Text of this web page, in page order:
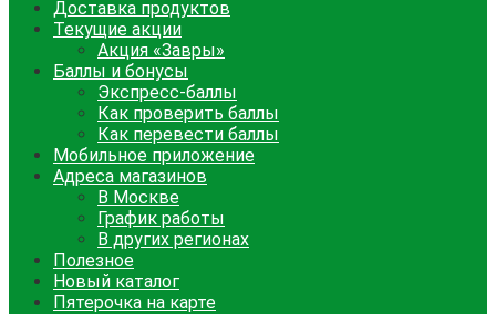
Доставка продуктов
Текущие акции
Акция «Завры»
Баллы и бонусы
Экспресс-баллы
Как проверить баллы
Как перевести баллы
Мобильное приложение
Адреса магазинов
В Москве
График работы
В других регионах
Полезное
Новый каталог
Пятерочка на карте